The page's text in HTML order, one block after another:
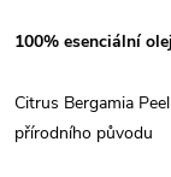
100% esenciální
Citrus Bergamia
přírodního původu